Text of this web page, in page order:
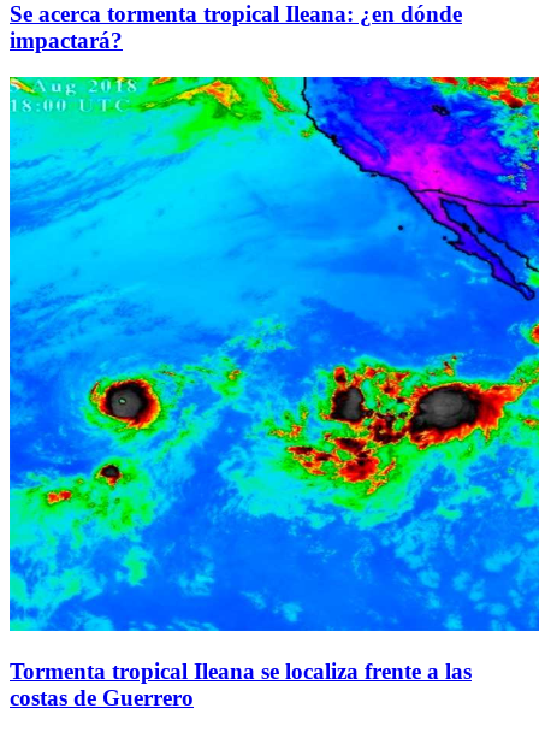
Se acerca tormenta tropical Ileana: ¿en dónde
impactará?
Tormenta tropical Ileana se localiza frente a las
costas de Guerrero